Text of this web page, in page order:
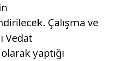
Çalışma ve
Vedat
yaptığı